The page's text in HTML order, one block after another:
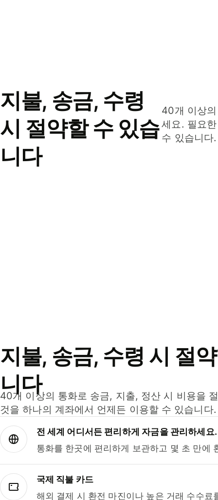
지불, 송금, 수령
시 절약할 수 있습
니다
40개 이상
세요. 필요
수 있습니다.
지불, 송금, 수령 시 절
니다
40개 이상의 통화로 송금, 지출, 정산 시 비용을
것을 하나의 계좌에서 언제든 이용할 수 있습니다.
전 세계 어디서든 편리하게 자금을 관리하세요.
통화를 한곳에 편리하게 보관하고 몇 초 만에
국제 직불 카드
해외 결제 시 환전 마진이나 높은 거래 수수료